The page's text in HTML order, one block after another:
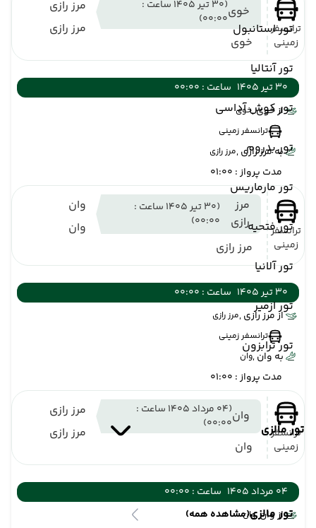
تور استانبول
تور آنتالیا
تور کوش آداسی
تور بدروم
تور مارماریس
تور فتحیه
تور آلانیا
تور ازمیر
تور ترابزون
تور مالزی
تور مالزی(مشاهده همه)
ترانسفر
زمینی
خوی
(30 تیر 1405 ساعت :
00:00)
خوی
مرز رازی
مرز رازی
30 تیر 1405
ساعت : 00:00
از خوی ,خوی
ترانسفر زمینی
به مرز رازی ,مرز رازی
مدت پرواز : 01:00
ترانسفر
زمینی
مرز
رازی
(30 تیر 1405 ساعت :
00:00)
مرز رازی
وان
وان
30 تیر 1405
ساعت : 00:00
از مرز رازی ,مرز رازی
ترانسفر زمینی
به وان ,وان
مدت پرواز : 01:00
ترانسفر
زمینی
وان
(04 مرداد 1405 ساعت :
00:00)
وان
مرز رازی
مرز رازی
04 مرداد 1405
ساعت : 00:00
از وان ,وان